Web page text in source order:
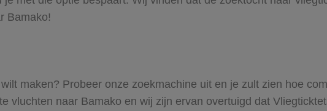
Bamako!
maken? Probeer onze zoekmachine uit en je zult zien hoe
vluchten naar Bamako en wij zijn ervan overtuigd dat